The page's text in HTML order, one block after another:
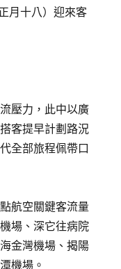
月十八）迎來客
壓力，此中以廣
客提早計劃路況
全部旅程佩帶口
航空關鍵客流量
場、深它往病院
金灣機場、揭陽
機場。